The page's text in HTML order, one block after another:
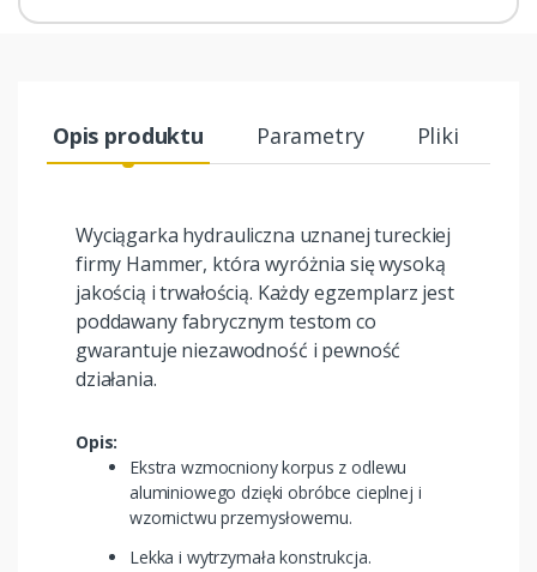
Opis produktu Parametry Pliki
Wyciągarka hydrauliczna uznanej tureckiej
firmy Hammer, która wyróżnia się wysoką
jakością i trwałością. Każdy egzemplarz jest
poddawany fabrycznym testom co
gwarantuje niezawodność i pewność
działania.
Opis:
Ekstra wzmocniony korpus z odlewu
aluminiowego dzięki obróbce cieplnej i
wzornictwu przemysłowemu.
Lekka i wytrzymała konstrukcja.